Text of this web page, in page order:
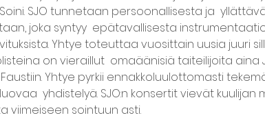
SJO tunnetaan persoonallisesta ja
joka syntyy  epätavallisesta
Yhtye toteuttaa vuosittain uusia juuri
on vieraillut  omaäänisiä taiteilijoita aina
Yhtye pyrkii ennakkoluulottomasti
yhdistelyä. SJO:n konsertit vievät kuulijan
viimeiseen sointuun asti.